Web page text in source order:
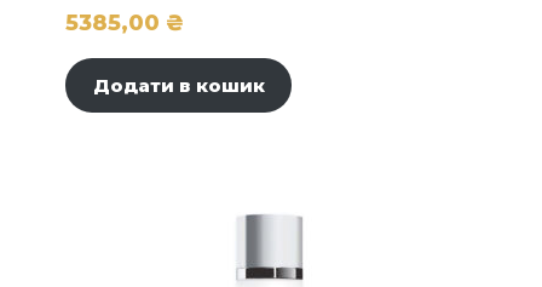
5385,00 ₴
Додати в кошик